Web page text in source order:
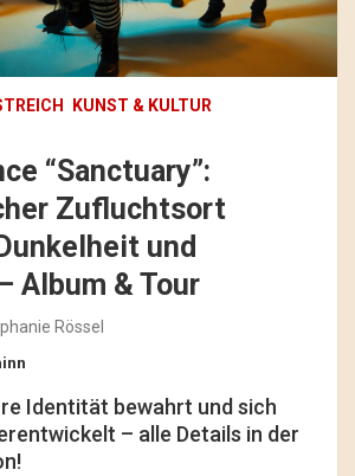
KUNST & KULTUR
“Sanctuary”:
Zufluchtsort
und
Album & Tour
Rössel
Identität bewahrt und sich
– alle Details in der